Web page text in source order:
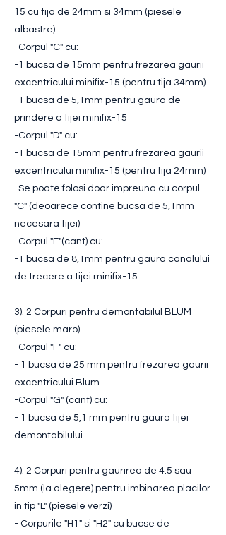
15 cu tija de 24mm si 34mm (piesele
albastre)
-Corpul "C" cu:
-1 bucsa de 15mm pentru frezarea gaurii
excentricului minifix-15 (pentru tija 34mm)
-1 bucsa de 5,1mm pentru gaura de
prindere a tijei minifix-15
-Corpul "D" cu:
-1 bucsa de 15mm pentru frezarea gaurii
excentricului minifix-15 (pentru tija 24mm)
-Se poate folosi doar impreuna cu corpul
"C" (deoarece contine bucsa de 5,1mm
necesara tijei)
-Corpul "E"(cant) cu:
-1 bucsa de 8,1mm pentru gaura canalului
de trecere a tijei minifix-15
3). 2 Corpuri pentru demontabilul BLUM
(piesele maro)
-Corpul "F" cu:
- 1 bucsa de 25 mm pentru frezarea gaurii
excentricului Blum
-Corpul "G" (cant) cu:
- 1 bucsa de 5,1 mm pentru gaura tijei
demontabilului
4). 2 Corpuri pentru gaurirea de 4.5 sau
5mm (la alegere) pentru imbinarea placilor
in tip "L" (piesele verzi)
- Corpurile "H1" si "H2" cu bucse de